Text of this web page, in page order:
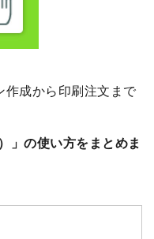
作成から印刷注文まで
」の使い方をまとめま